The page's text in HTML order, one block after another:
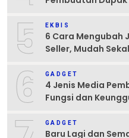
5 EKBIS
6 Cara Mengubah
Seller, Mudah
6 GADGET
4 Jenis Media
Fungsi dan
GADGET
Baru Lagi dan